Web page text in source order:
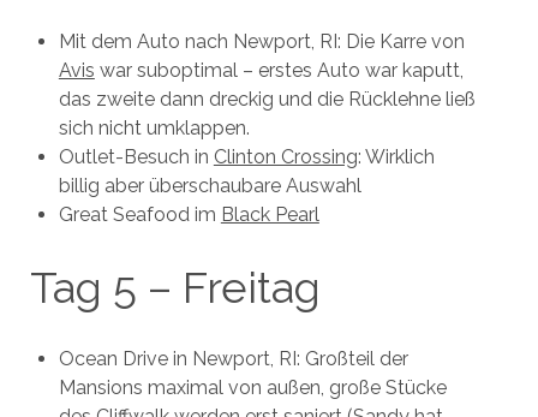
Mit dem Auto nach Newport, RI: Die Karre von
Avis war suboptimal – erstes Auto war kaputt,
das zweite dann dreckig und die Rücklehne ließ
sich nicht umklappen.
Outlet-Besuch in Clinton Crossing: Wirklich
billig aber überschaubare Auswahl
Great Seafood im Black Pearl
Tag 5 – Freitag
Ocean Drive in Newport, RI: Großteil der
Mansions maximal von außen, große Stücke